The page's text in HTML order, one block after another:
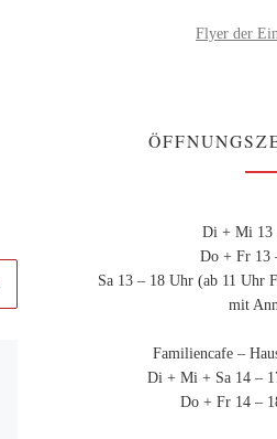
Flyer der
Di + Mi 13
Do + Fr 13
Sa 13 – 18 Uhr (ab 11 Uhr
mit
Familiencafe –
Di + Mi + Sa 14 –
Do + Fr 14 –